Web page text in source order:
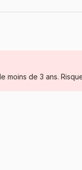
Puzzles -
moins de 3 ans.